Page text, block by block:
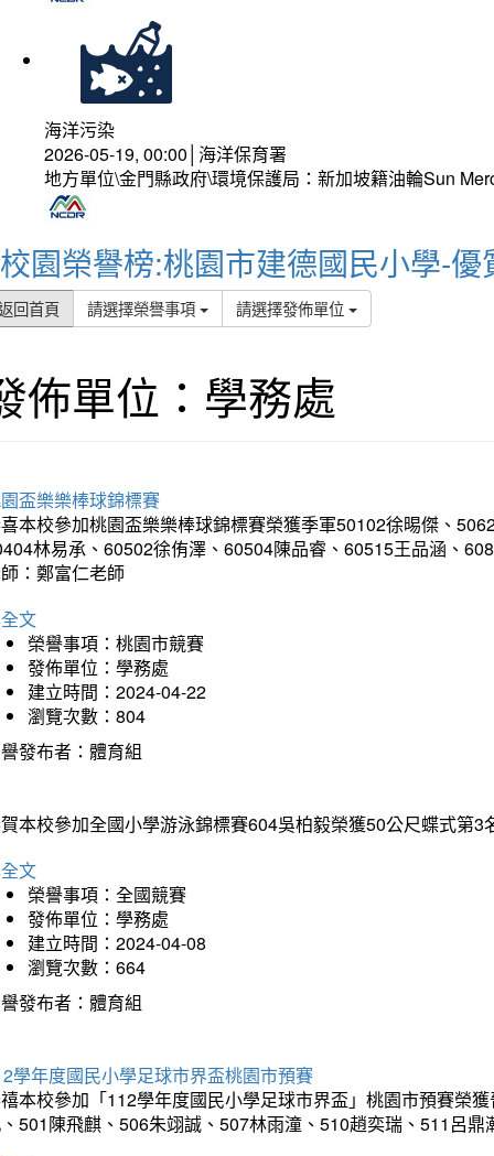
海洋污染
2026-05-19, 00:00│海洋保育署
地方單位\金門縣政府\環境保護局：新加坡籍油輪Sun
校園榮譽榜:桃園市建德國民小學-優
回首頁 請選擇榮譽事項 請選擇發佈單位
佈單位：學務處
盃樂樂棒球錦標賽
本校參加桃園盃樂樂棒球錦標賽榮獲季軍50102徐晹傑、
林易承、60502徐侑澤、60504陳品睿、60515王品涵、
：鄭富仁老師
文
榮譽事項：桃園市競賽
發佈單位：學務處
建立時間：2024-04-22
瀏覽次數：804
發布者：體育組
本校參加全國小學游泳錦標賽604吳柏毅榮獲50公尺蝶式第
文
榮譽事項：全國競賽
發佈單位：學務處
建立時間：2024-04-08
瀏覽次數：664
發布者：體育組
學年度國民小學足球市界盃桃園市預賽
本校參加「112學年度國民小學足球市界盃」桃園市預賽榮
501陳飛麒、506朱翊誠、507林雨潼、510趙奕瑞、511呂